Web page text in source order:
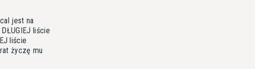
jest na
liście
liście
życzę mu